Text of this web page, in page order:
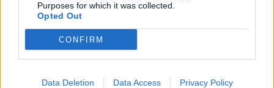
Purposes for which it was collected.
Opted Out
CONFIRM
Data Deletion Data Access Privacy Policy